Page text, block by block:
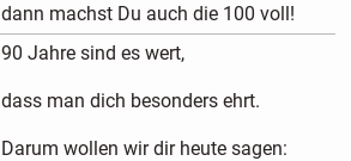
dann machst Du auch die 100 voll!
90 Jahre sind es wert,
dass man dich besonders ehrt.
Darum wollen wir dir heute sagen: